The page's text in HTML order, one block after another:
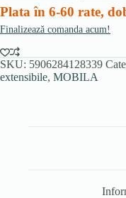
Plata în 6-60 rate,
Finalizează comanda acum!
SKU: 5906284128339
extensibile, MOBILA